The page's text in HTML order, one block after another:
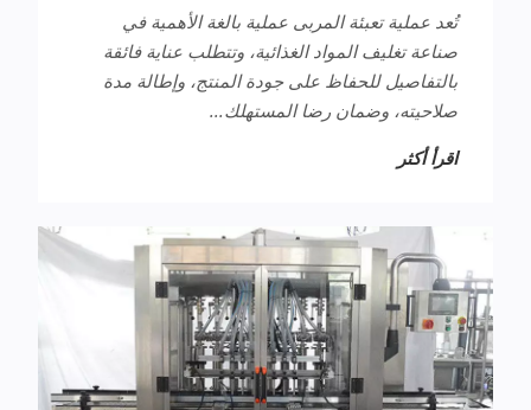
تُعد عملية تعبئة المربى عملية بالغة الأهمية في
صناعة تغليف المواد الغذائية، وتتطلب عناية فائقة
بالتفاصيل للحفاظ على جودة المنتج، وإطالة مدة
صلاحيته، وضمان رضا المستهلك...
اقرأ أكثر